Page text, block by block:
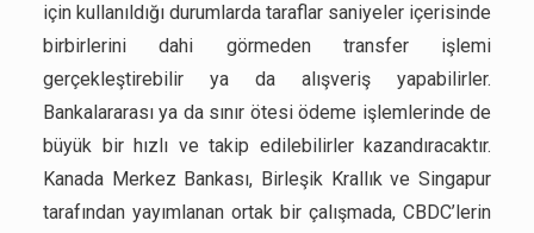
için kullanıldığı durumlarda taraflar saniyeler içerisinde
birbirlerini dahi görmeden transfer işlemi
gerçekleştirebilir ya da alışveriş yapabilirler.
Bankalararası ya da sınır ötesi ödeme işlemlerinde de
büyük bir hızlı ve takip edilebilirler kazandıracaktır.
Kanada Merkez Bankası, Birleşik Krallık ve Singapur
tarafından yayımlanan ortak bir çalışmada, CBDC’lerin